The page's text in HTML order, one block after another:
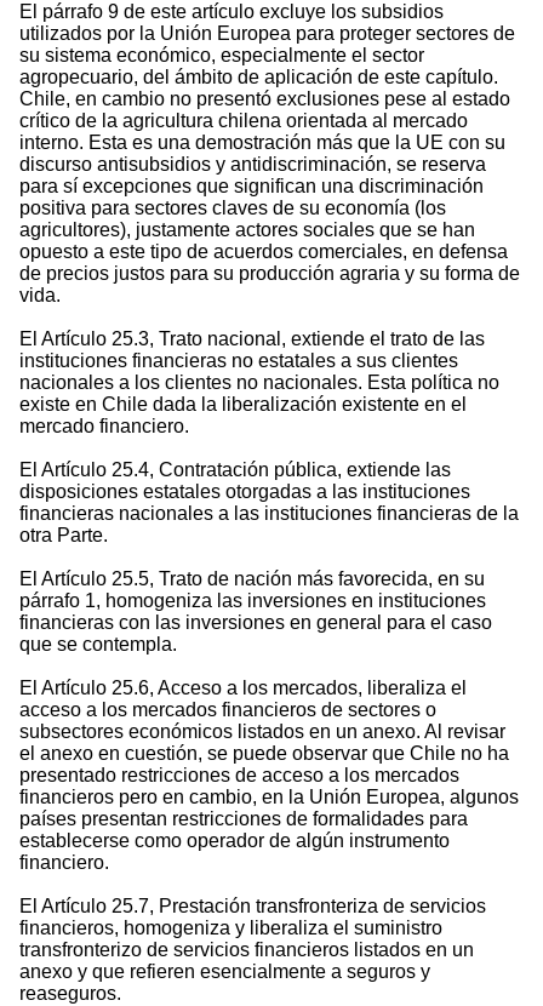
El párrafo 9 de este artículo excluye los subsidios
utilizados por la Unión Europea para proteger sectores de
su sistema económico, especialmente el sector
agropecuario, del ámbito de aplicación de este capítulo.
Chile, en cambio no presentó exclusiones pese al estado
crítico de la agricultura chilena orientada al mercado
interno. Esta es una demostración más que la UE con su
discurso antisubsidios y antidiscriminación, se reserva
para sí excepciones que significan una discriminación
positiva para sectores claves de su economía (los
agricultores), justamente actores sociales que se han
opuesto a este tipo de acuerdos comerciales, en defensa
de precios justos para su producción agraria y su forma de
vida.
El Artículo 25.3, Trato nacional, extiende el trato de las
instituciones financieras no estatales a sus clientes
nacionales a los clientes no nacionales. Esta política no
existe en Chile dada la liberalización existente en el
mercado financiero.
El Artículo 25.4, Contratación pública, extiende las
disposiciones estatales otorgadas a las instituciones
financieras nacionales a las instituciones financieras de la
otra Parte.
El Artículo 25.5, Trato de nación más favorecida, en su
párrafo 1, homogeniza las inversiones en instituciones
financieras con las inversiones en general para el caso
que se contempla.
El Artículo 25.6, Acceso a los mercados, liberaliza el
acceso a los mercados financieros de sectores o
subsectores económicos listados en un anexo. Al revisar
el anexo en cuestión, se puede observar que Chile no ha
presentado restricciones de acceso a los mercados
financieros pero en cambio, en la Unión Europea, algunos
países presentan restricciones de formalidades para
establecerse como operador de algún instrumento
financiero.
El Artículo 25.7, Prestación transfronteriza de servicios
financieros, homogeniza y liberaliza el suministro
transfronterizo de servicios financieros listados en un
anexo y que refieren esencialmente a seguros y
reaseguros.